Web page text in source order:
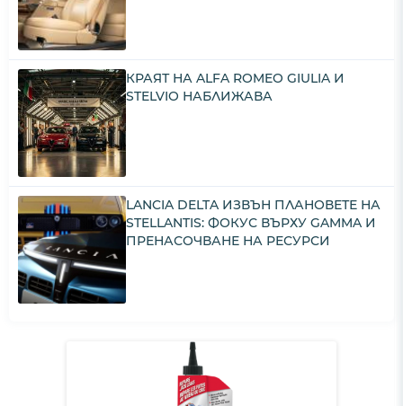
КРАЯТ НА ALFA ROMEO GIULIA И
STELVIO НАБЛИЖАВА
LANCIA DELTA ИЗВЪН ПЛАНОВЕТЕ НА
STELLANTIS: ФОКУС ВЪРХУ GAMMA И
ПРЕНАСОЧВАНЕ НА РЕСУРСИ